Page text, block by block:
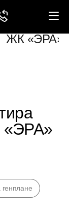
ЖК «ЭРА»
«ЭРА»
генплане